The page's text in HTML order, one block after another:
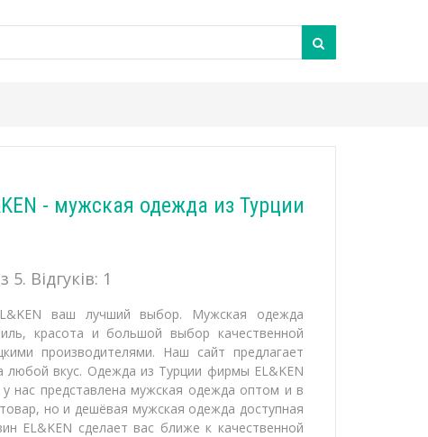
- мужская одежда из Турции
5. Відгуків: 1
ваш лучший выбор. Мужская одежда
красота и большой выбор качественной
производителями. Наш сайт предлагает
любой вкус. Одежда из Турции фирмы EL&KEN
нас представлена мужская одежда оптом и в
но и дешёвая мужская одежда доступная
EL&KEN сделает вас ближе к качественной